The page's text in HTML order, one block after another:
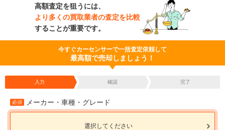
高額査定を狙うには、
より多くの買取業者の査定を比較
することが重要です。
今すぐカーセンサーで一括査定依頼して
最高額で売却しましょう！
入力 確認 完了
必須 メーカー・車種・グレード
選択してください